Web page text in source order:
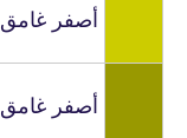
أصفر غامق 1
أصفر غامق 2